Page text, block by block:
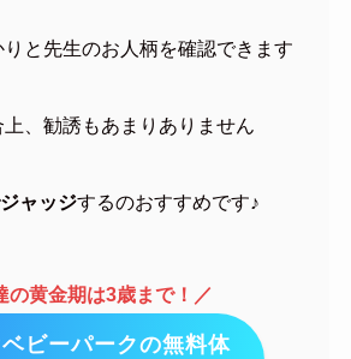
と先生のお人柄を確認できます
、勧誘もあまりありません
ャッジするのおすすめです♪
の黄金期は3歳まで！／
ビーパークの無料体